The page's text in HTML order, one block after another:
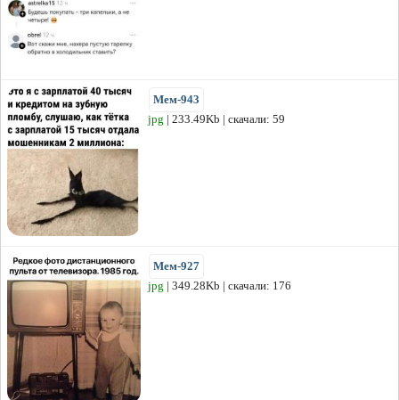
Мем-943
jpg | 233.49Kb | скачали: 59
Мем-927
jpg | 349.28Kb | скачали: 176